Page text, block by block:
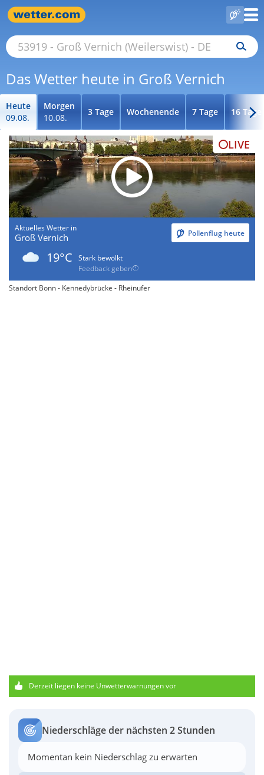
Das Wetter heute in Groß Vernich
Heute
09.08.
Morgen
10.08.
3 Tage Wochenende 7 Tage 16 Tage
LIVE
Aktuelles Wetter in
Groß Vernich Pollenflug heute
19°C
Stark bewölkt
Feedback geben
Standort Bonn - Kennedybrücke - Rheinufer
Derzeit liegen keine Unwetterwarnungen vor
Niederschläge der nächsten 2 Stunden
Momentan kein Niederschlag zu erwarten